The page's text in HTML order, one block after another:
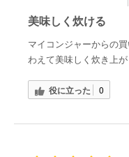
美味しく炊ける
マイコンジャーからの
わえて美味しく炊き上が
役に立った 0